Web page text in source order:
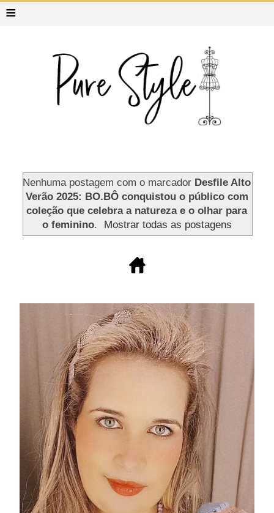
≡
Nenhuma postagem com o marcador Desfile Alto
Verão 2025: BO.BÔ conquistou o público com
coleção que celebra a natureza e o olhar para
o feminino. Mostrar todas as postagens